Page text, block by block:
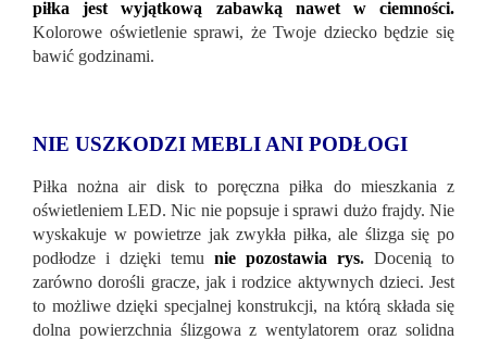
piłka jest wyjątkową zabawką nawet w ciemności.
Kolorowe oświetlenie sprawi, że Twoje dziecko będzie się
bawić godzinami.
NIE USZKODZI MEBLI ANI PODŁOGI
Piłka nożna air disk to poręczna piłka do mieszkania z
oświetleniem LED. Nic nie popsuje i sprawi dużo frajdy. Nie
wyskakuje w powietrze jak zwykła piłka, ale ślizga się po
podłodze i dzięki temu nie pozostawia rys. Docenią to
zarówno dorośli gracze, jak i rodzice aktywnych dzieci. Jest
to możliwe dzięki specjalnej konstrukcji, na którą składa się
dolna powierzchnia ślizgowa z wentylatorem oraz solidna